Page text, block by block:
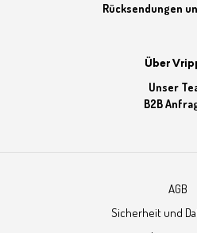
Rücksendungen
Über
Unser
B2B
AGB
Sicherheit und